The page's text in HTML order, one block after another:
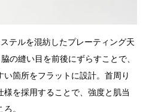
テルを混紡したプレーティング天
の縫い目を前後にずらすことで、
箇所をフラットに設計。首周り
を採用することで、強度と肌当
。